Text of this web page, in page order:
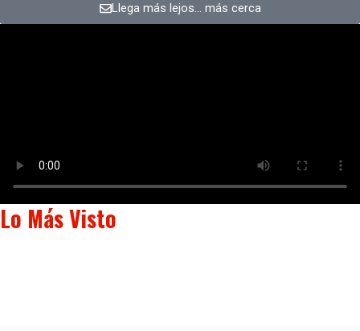
Llega más lejos… más cerca
Lo Más Visto